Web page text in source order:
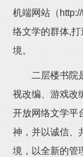
机端网站（
络文学的群体,
境。
二层楼书院
视改编、游戏改
开放网络文学平
神，并以诚信、
境，以全新的管